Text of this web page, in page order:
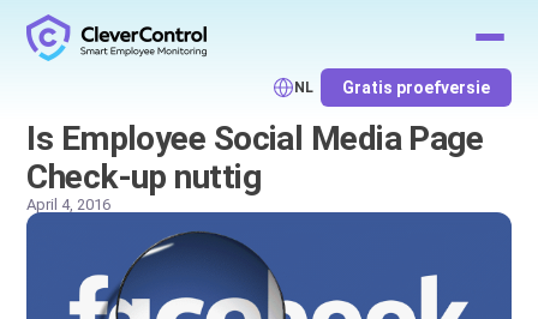
NL Gratis proefversie
Is Employee Social Media Page
Check-up nuttig
April 4, 2016